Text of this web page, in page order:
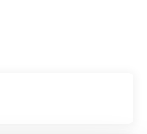
referencia certificado está
según la ISO/IEC 17025
de unidades mediante un
del NIST: SRM® 84